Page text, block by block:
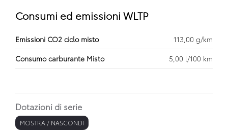
Consumi ed emissioni WLTP
Emissioni CO2 ciclo misto
113,00 g/km
Consumo carburante Misto
5,00 l/100 km
Dotazioni di serie
MOSTRA / NASCONDI